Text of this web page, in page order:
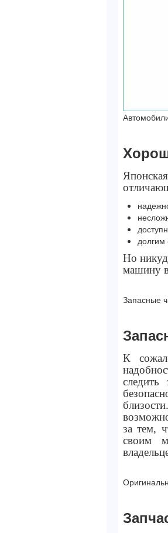
Но
машину
Запасные
К
за тем,
своим